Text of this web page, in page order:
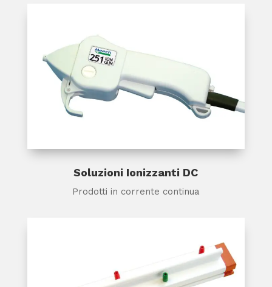
Soluzioni Ionizzanti DC
Prodotti in corrente continua